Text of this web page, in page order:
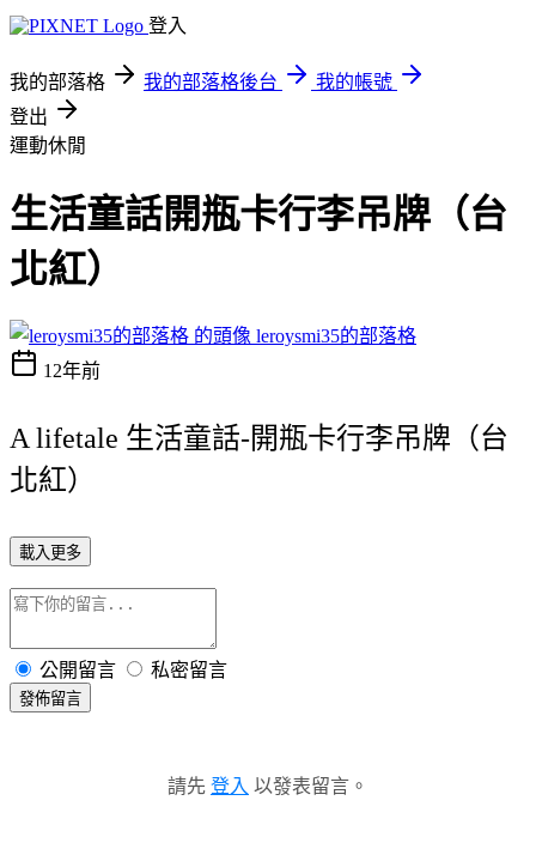
登入
我的部落格 我的部落格後台
我的帳號
登出
運動休閒
生活童話開瓶卡行李吊牌（台
北紅）
leroysmi35的部落格
12年前
A lifetale 生活童話-開瓶卡行李吊牌（台
北紅）
載入更多
公開留言 私密留言
發佈留言
請先 登入 以發表留言。